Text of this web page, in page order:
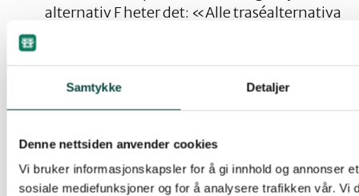
Samtykke Detaljer
Denne nettsiden anvender cookies
Vi bruker informasjonskapsler for å gi innhold og annonser
sosiale mediefunksjoner og for å analysere trafikken vår. Vi
alternativ F heter det: «Alle traséalternativa
Kost-nytte-analysen tillegger høy fart
kraftig trafikkøkning
urimelig stor vekt
bærekraftsforpliktelser.
Kost-nytte analysen blir brukt som magisk
premiss til tross for atnytteberegningene